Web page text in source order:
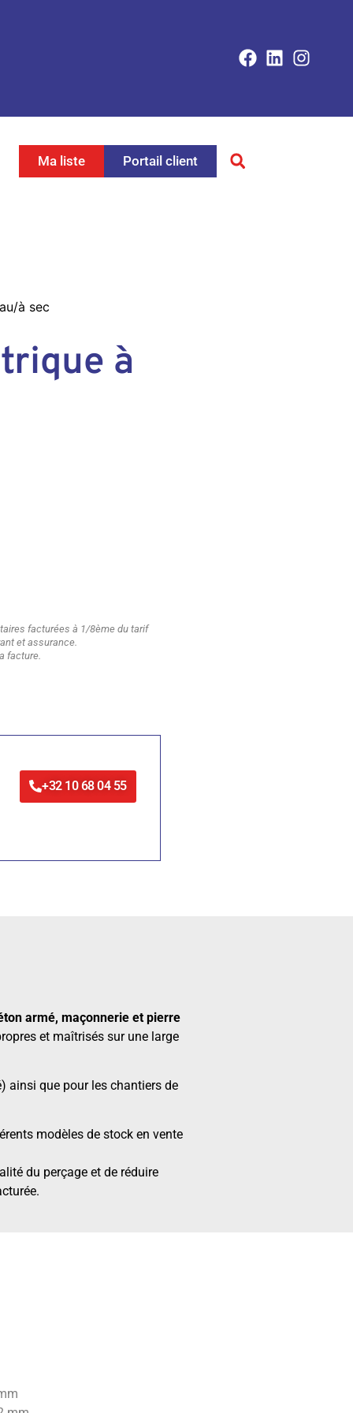
Ma liste Portail client
à sec
à
facturées à 1/8ème du tarif
et assurance.
facture.
+32 10 68 04 55
armé, maçonnerie et pierre
et maîtrisés sur une large
ainsi que pour les chantiers de
modèles de stock en vente
du perçage et de réduire